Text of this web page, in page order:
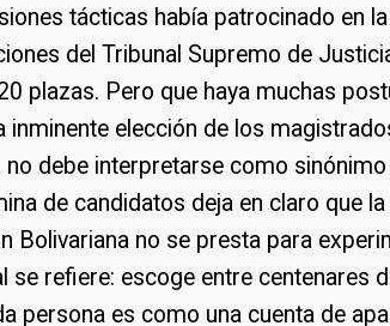
tácticas había patrocinado en
del Tribunal Supremo de
plazas. Pero que haya muchas
inminente elección de los
debe interpretarse como
de candidatos deja en claro que la
Bolivariana no se presta para
se refiere: escoge entre centenares
persona es como una cuenta de